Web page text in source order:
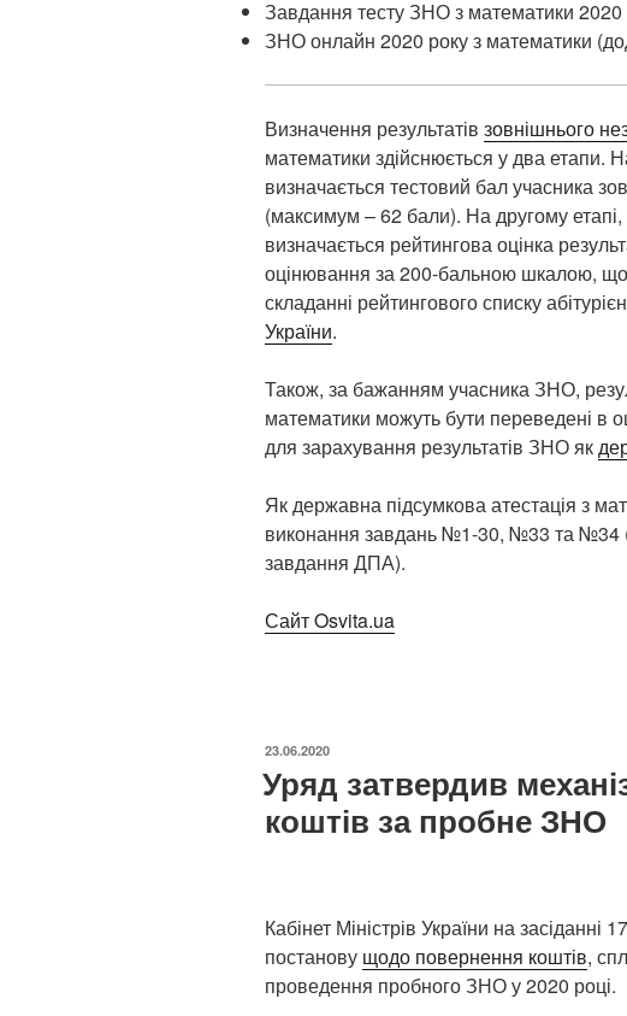
Завдання тесту ЗНО з математики 2020
ЗНО онлайн 2020 року з математики
Визначення результатів зовнішнього
математики здійснюється у два етапи.
визначається тестовий бал учасника
(максимум – 62 бали). На другому етапі,
визначається рейтингова оцінка
оцінювання за 200-бальною шкалою, що
складанні рейтингового списку
України.
Також, за бажанням учасника ЗНО,
математики можуть бути переведені в
для зарахування результатів ЗНО як
Як державна підсумкова атестація з
виконання завдань №1-30, №33 та №34
завдання ДПА).
Сайт Osvita.ua
ОПУБЛІКОВАНО
23.06.2020
Уряд затвердив
коштів за пробне ЗНО
Кабінет Міністрів України на засіданні
постанову щодо повернення коштів,
проведення пробного ЗНО у 2020 році.